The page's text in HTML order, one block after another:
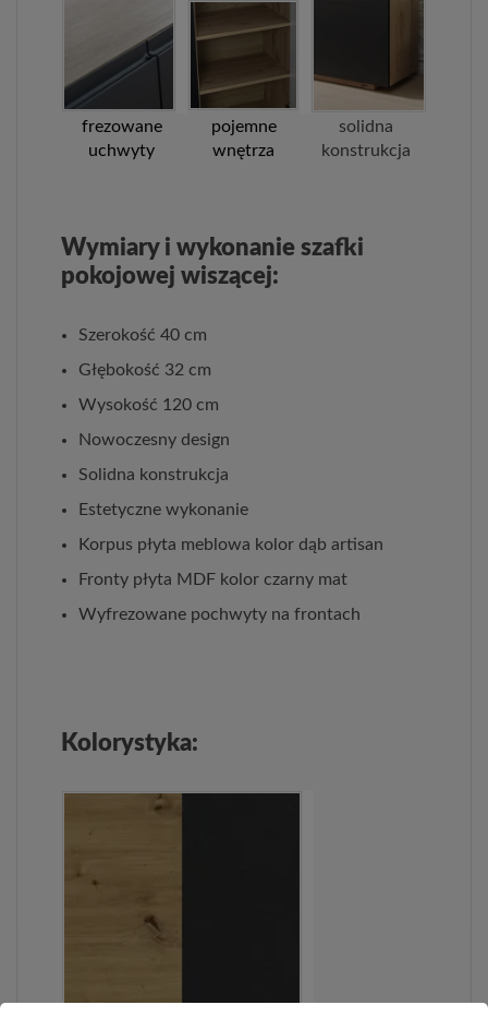
frezowane
uchwyty
pojemne
wnętrza
solidna
konstrukcja
Wymiary i wykonanie szafki
pokojowej wiszącej:
Szerokość 40 cm
Głębokość 32 cm
Wysokość 120 cm
Nowoczesny design
Solidna konstrukcja
Estetyczne wykonanie
Korpus płyta meblowa kolor dąb artisan
Fronty płyta MDF kolor czarny mat
Wyfrezowane pochwyty na frontach
Kolorystyka: